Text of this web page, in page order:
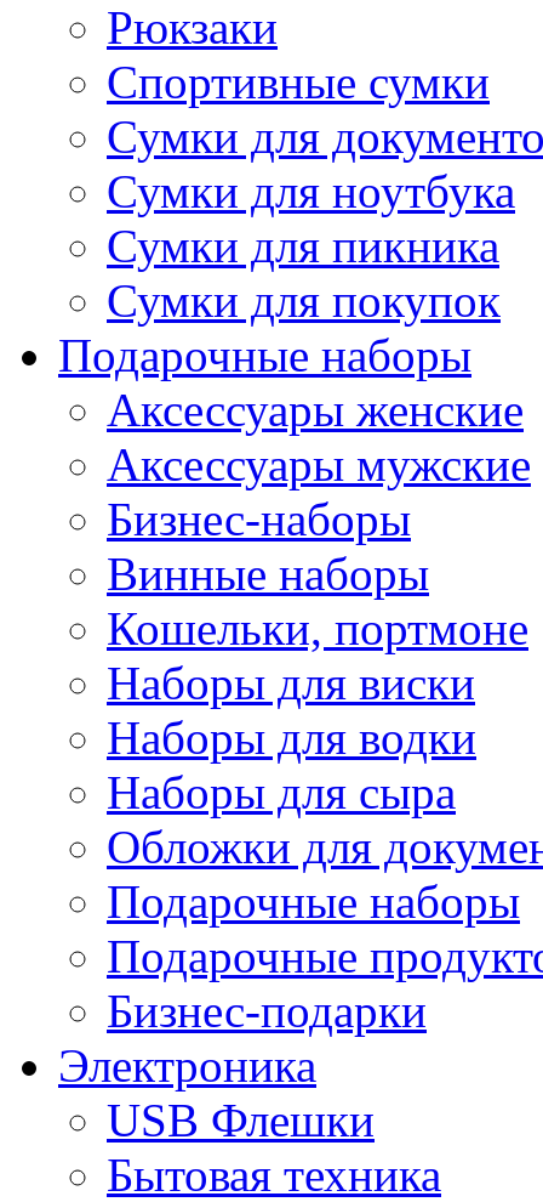
Рюкзаки
Спортивные сумки
Сумки для
Сумки для ноутбука
Сумки для пикника
Сумки для покупок
Подарочные наборы
Аксессуары женские
Аксессуары мужские
Бизнес-наборы
Винные наборы
Кошельки, портмоне
Наборы для виски
Наборы для водки
Наборы для сыра
Обложки для
Подарочные наборы
Подарочные
Бизнес-подарки
Электроника
USB Флешки
Бытовая техника